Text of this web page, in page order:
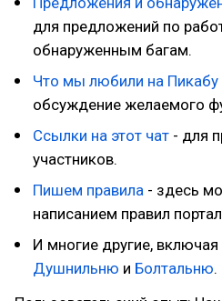
для предложений по
обнаруженным багам.
Что мы любили на Пикабу
обсуждение желаемого
Ссылки на этот чат - для
участников.
Пишем правила - здесь
написанием правил
И многие другие, включая
Душнильню и Болтальню.